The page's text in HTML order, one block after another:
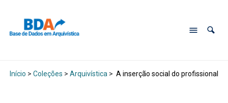
Início > Coleções > Arquivística > A inserção social do profissional